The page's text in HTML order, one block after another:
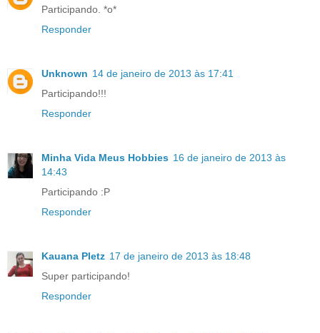
Participando. *o*
Responder
Unknown 14 de janeiro de 2013 às 17:41
Participando!!!
Responder
Minha Vida Meus Hobbies 16 de janeiro de 2013 às
14:43
Participando :P
Responder
Kauana Pletz 17 de janeiro de 2013 às 18:48
Super participando!
Responder